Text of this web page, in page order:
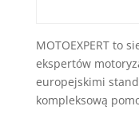
MOTOEXPERT to
ekspertów
europejskimi
kompleksową